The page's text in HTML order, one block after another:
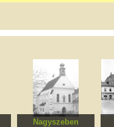
Nagyszeben